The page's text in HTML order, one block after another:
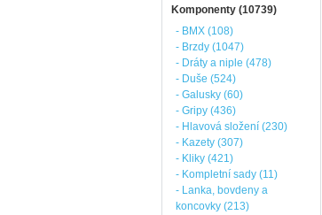
Komponenty (10739)
- BMX (108)
- Brzdy (1047)
- Dráty a niple (478)
- Duše (524)
- Galusky (60)
- Gripy (436)
- Hlavová složení (230)
- Kazety (307)
- Kliky (421)
- Kompletní sady (11)
- Lanka, bovdeny a
koncovky (213)